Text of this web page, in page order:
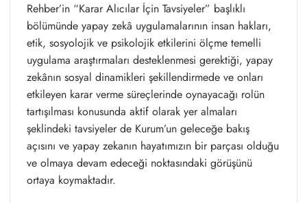
Rehber’in “Karar Alıcılar İçin Tavsiyeler” başlıklı
bölümünde yapay zekâ uygulamalarının insan hakları,
etik, sosyolojik ve psikolojik etkilerini ölçme temelli
uygulama araştırmaları desteklenmesi gerektiği, yapay
zekânın sosyal dinamikleri şekillendirmede ve onları
etkileyen karar verme süreçlerinde oynayacağı rolün
tartışılması konusunda aktif olarak yer almaları
şeklindeki tavsiyeler de Kurum’un geleceğe bakış
açısını ve yapay zekanın hayatımızın bir parçası olduğu
ve olmaya devam edeceği noktasındaki görüşünü
ortaya koymaktadır.